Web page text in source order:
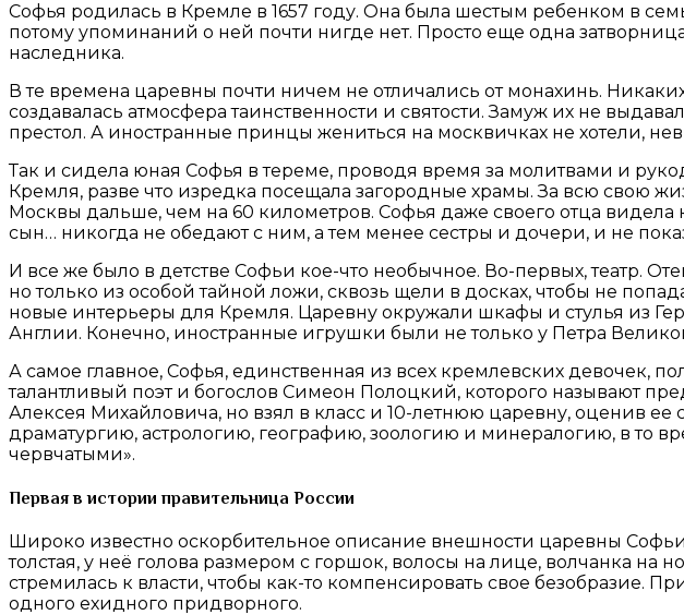
Софья родилась в Кремле в 1657 году. Она была шестым ребенком в
потому упоминаний о ней почти нигде нет. Просто еще одна
наследника.
В те времена царевны почти ничем не отличались от монахинь.
создавалась атмосфера таинственности и святости. Замуж их не
престол. А иностранные принцы жениться на москвичках не хотели,
Так и сидела юная Софья в тереме, проводя время за молитвами и
Кремля, разве что изредка посещала загородные храмы. За всю свою
Москвы дальше, чем на 60 километров. Софья даже своего отца
сын… никогда не обедают с ним, а тем менее сестры и дочери, и не
И все же было в детстве Софьи кое-что необычное. Во-первых, театр.
но только из особой тайной ложи, сквозь щели в досках, чтобы не
новые интерьеры для Кремля. Царевну окружали шкафы и стулья из
Англии. Конечно, иностранные игрушки были не только у Петра
А самое главное, Софья, единственная из всех кремлевских девочек,
талантливый поэт и богослов Симеон Полоцкий, которого называют
Алексея Михайловича, но взял в класс и 10-летнюю царевну, оценив
драматургию, астрологию, географию, зоологию и минералогию, в то
червчатыми».
Первая в истории правительница России
Широко известно оскорбительное описание внешности царевны
толстая, у неё голова размером с горшок, волосы на лице, волчанка
стремилась к власти, чтобы как-то компенсировать свое безобразие.
одного ехидного придворного.